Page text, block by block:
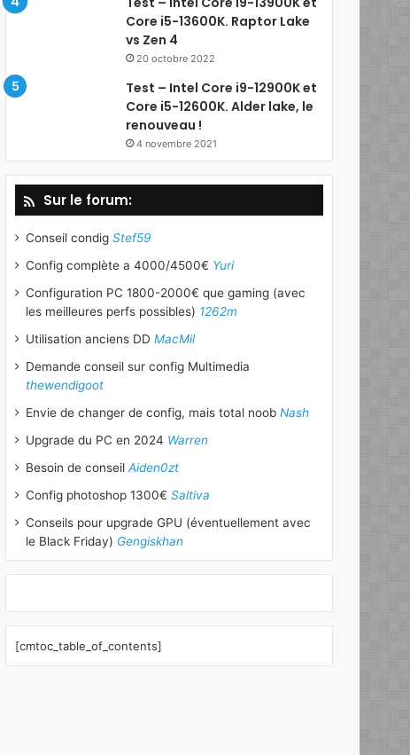
Core i5-13600K. Raptor Lake
vs Zen 4
20 octobre 2022
Test – Intel Core i9-12900K et
Core i5-12600K. Alder lake, le
renouveau !
4 novembre 2021
Sur le forum:
Conseil condig Stef59
Config complète a 4000/4500€ Yuri
Configuration PC 1800-2000€ que gaming (avec
les meilleures perfs possibles) 1262m
Utilisation anciens DD MacMil
Demande conseil sur config Multimedia
thewendigoot
Envie de changer de config, mais total noob Nash
Upgrade du PC en 2024 Warren
Besoin de conseil Aiden0zt
Config photoshop 1300€ Saltiva
Conseils pour upgrade GPU (éventuellement avec
le Black Friday) Gengiskhan
[cmtoc_table_of_contents]